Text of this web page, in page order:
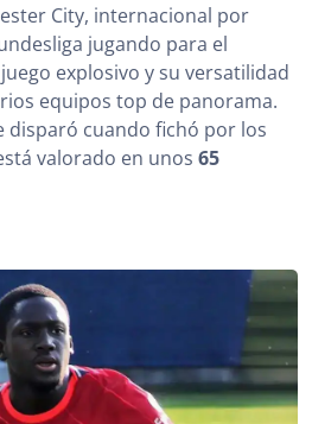
City, internacional por
jugando para el
explosivo y su versatilidad
equipos top de panorama.
disparó cuando fichó por los
valorado en unos 65